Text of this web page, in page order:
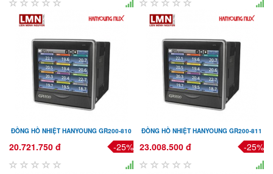
ĐỒNG HỒ NHIỆT HANYOUNG GR200-810
20.721.750 đ -25%
ĐỒNG HỒ NHIỆT HANYOUNG GR200-811
23.008.500 đ -25%